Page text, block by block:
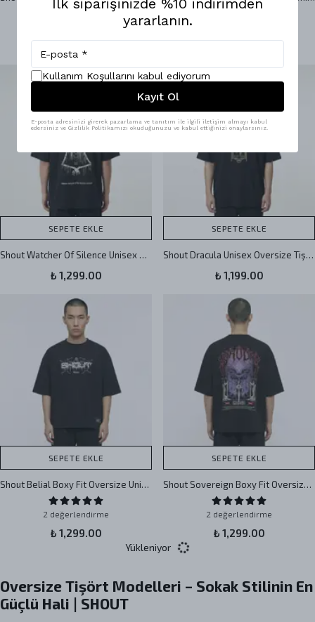
SEPETE EKLE
Shout Watcher Of Silence Unisex Oversize Tişört
₺ 1,299.00
SEPETE EKLE
Shout Dracula Unisex Oversize Tişört
₺ 1,199.00
SEPETE EKLE
Shout Belial Boxy Fit Oversize Unisex Tişört
2 değerlendirme
₺ 1,299.00
SEPETE EKLE
Shout Sovereign Boxy Fit Oversize Unisex Tişört - Siyah
2 değerlendirme
₺ 1,299.00
Yükleniyor
Oversize Tişört Modelleri – Sokak Stilinin En
Güçlü Hali | SHOUT
İlk siparişinizde %10 indirimden
yararlanın.
Kullanım Koşullarını kabul ediyorum
Kayıt Ol
E-posta adresinizi girerek pazarlama ve tanıtım ile ilgili iletişim almayı kabul
edersiniz ve Gizlilik Politikamızı okuduğunuzu ve kabul ettiğinizi onaylarsınız.